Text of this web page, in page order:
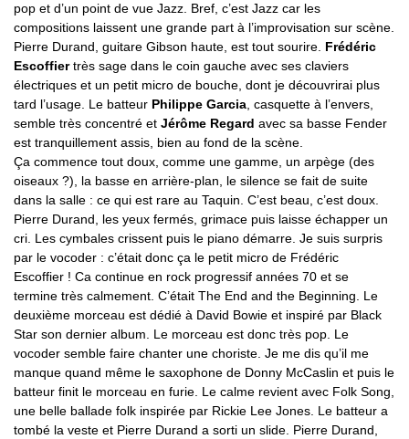
pop et d’un point de vue Jazz. Bref, c’est Jazz car les
compositions laissent une grande part à l’improvisation sur scène.
Pierre Durand, guitare Gibson haute, est tout sourire. Frédéric
Escoffiertrès sage dans le coin gauche avec ses claviers
électriques et un petit micro de bouche, dont je découvrirai plus
tard l’usage. Le batteur Philippe Garcia , casquette à l’envers,
semble très concentré et Jérôme Regard avec sa basse Fender
est tranquillement assis, bien au fond de la scène.
Ça commence tout doux, comme une gamme, un arpège (des
oiseaux ?), la basse en arrière-plan, le silence se fait de suite
dans la salle : ce qui est rare au Taquin. C’est beau, c’est doux.
Pierre Durand, les yeux fermés, grimace puis laisse échapper un
cri. Les cymbales crissent puis le piano démarre. Je suis surpris
par le vocoder : c’était donc ça le petit micro de Frédéric
Escoffier ! Ca continue en rock progressif années 70 et se
termine très calmement. C’était The End and the Beginning. Le
deuxième morceau est dédié à David Bowie et inspiré par Black
Star son dernier album. Le morceau est donc très pop. Le
vocoder semble faire chanter une choriste. Je me dis qu’il me
manque quand même le saxophone de Donny McCaslin et puis le
batteur finit le morceau en furie. Le calme revient avec Folk Song,
une belle ballade folk inspirée par Rickie Lee Jones. Le batteur a
tombé la veste et Pierre Durand a sorti un slide. Pierre Durand,